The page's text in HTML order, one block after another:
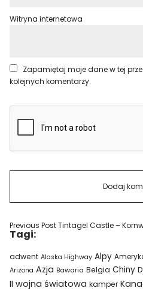
Witryna internetowa
Zapamiętaj moje dane w tej
kolejnych komentarzy.
Previous PostTintagel Castle –
Tagi:
adwent Alaska Highway Alpy
Arizona Azja Bawaria Belgia Chiny
II wojna światowa kamper